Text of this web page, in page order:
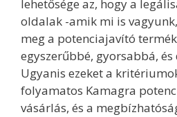
lehetősége az, hogy a
oldalak -amik mi is
meg a potenciajavító
egyszerűbbé, gyorsabbá,
Ugyanis ezeket a
folyamatos Kamagra
vásárlás, és a